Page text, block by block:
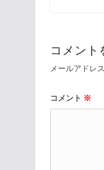
コメント
メールアドレ
コメント ※